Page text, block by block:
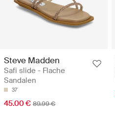
Steve Madden
Safi slide - Flache
Sandalen
37
45.00 € 89.99 €